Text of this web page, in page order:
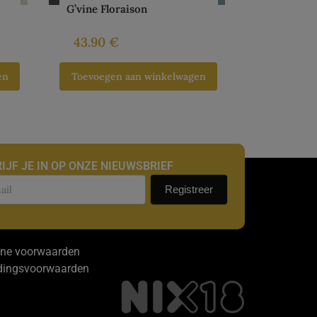
G’vine Floraison
43.90 €
Toevoegen aan winkelwagen
JE IN OP ONZE NIEUWSBRIEF
Registreer
voorwaarden